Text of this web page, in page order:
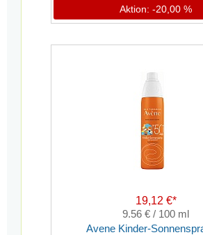
Aktion: -20,00 %
19,12 €*
9.56 € / 100 ml
Avene Kinder-